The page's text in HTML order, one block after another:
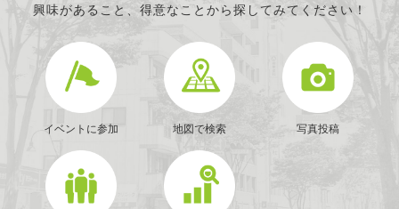
興味があること、得意なことから探してみてください！
イベントに参加 地図で検索 写真投稿